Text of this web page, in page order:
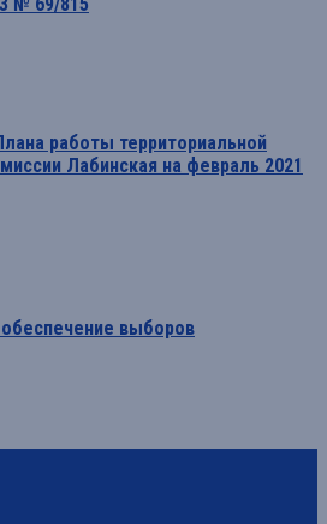
работы территориальной
Лабинская на февраль 2021
выборов